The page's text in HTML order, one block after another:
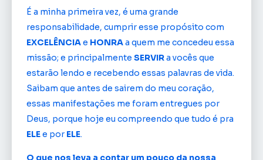
É a minha primeira vez, é uma grande
responsabilidade, cumprir esse propósito com
EXCELÊNCIAe HONRAa quem me concedeu essa
missão; e principalmente SERVIRa vocês que
estarão lendo e recebendo essas palavras de vida.
Saibam que antes de sairem do meu coração,
essas manifestações me foram entregues por
Deus, porque hoje eu compreendo que tudo é pra
ELEe por ELE.
O que nos leva a contar um pouco da nossa